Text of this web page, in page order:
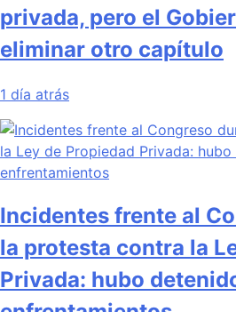
privada, pero el
eliminar otro capítulo
1 día atrás
Incidentes frente al
la protesta contra la
Privada: hubo